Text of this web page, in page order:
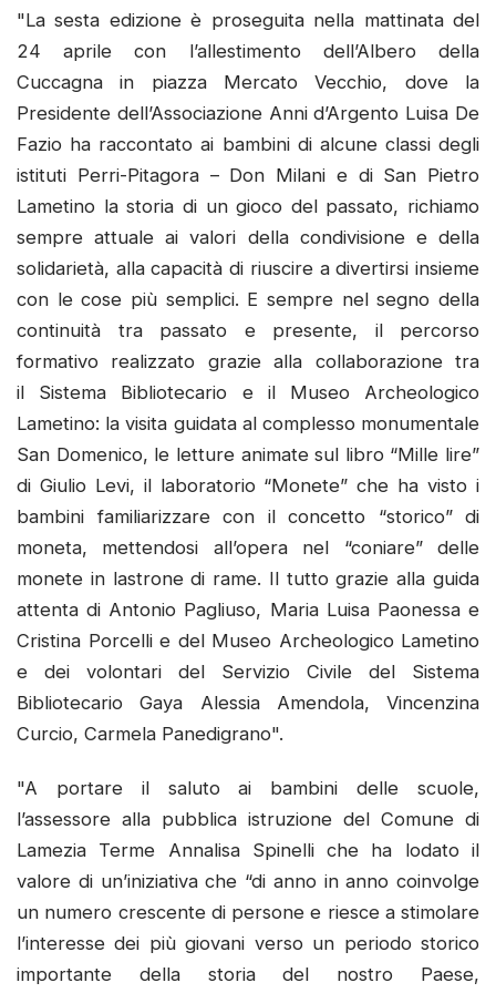
"La sesta edizione è proseguita nella mattinata del
24 aprile con l’allestimento dell’Albero della
Cuccagna in piazza Mercato Vecchio, dove la
Presidente dell’Associazione Anni d’Argento Luisa De
Fazio ha raccontato ai bambini di alcune classi degli
istituti Perri-Pitagora – Don Milani e di San Pietro
Lametino la storia di un gioco del passato, richiamo
sempre attuale ai valori della condivisione e della
solidarietà, alla capacità di riuscire a divertirsi insieme
con le cose più semplici. E sempre nel segno della
continuità tra passato e presente, il percorso
formativo realizzato grazie alla collaborazione tra
il Sistema Bibliotecario e il Museo Archeologico
Lametino: la visita guidata al complesso monumentale
San Domenico, le letture animate sul libro “Mille lire”
di Giulio Levi, il laboratorio “Monete” che ha visto i
bambini familiarizzare con il concetto “storico” di
moneta, mettendosi all’opera nel “coniare” delle
monete in lastrone di rame. Il tutto grazie alla guida
attenta di Antonio Pagliuso, Maria Luisa Paonessa e
Cristina Porcelli e del Museo Archeologico Lametino
e dei volontari del Servizio Civile del Sistema
Bibliotecario Gaya Alessia Amendola, Vincenzina
Curcio, Carmela Panedigrano".
"A portare il saluto ai bambini delle scuole,
l’assessore alla pubblica istruzione del Comune di
Lamezia Terme Annalisa Spinelli che ha lodato il
valore di un’iniziativa che “di anno in anno coinvolge
un numero crescente di persone e riesce a stimolare
l’interesse dei più giovani verso un periodo storico
importante della storia del nostro Paese,